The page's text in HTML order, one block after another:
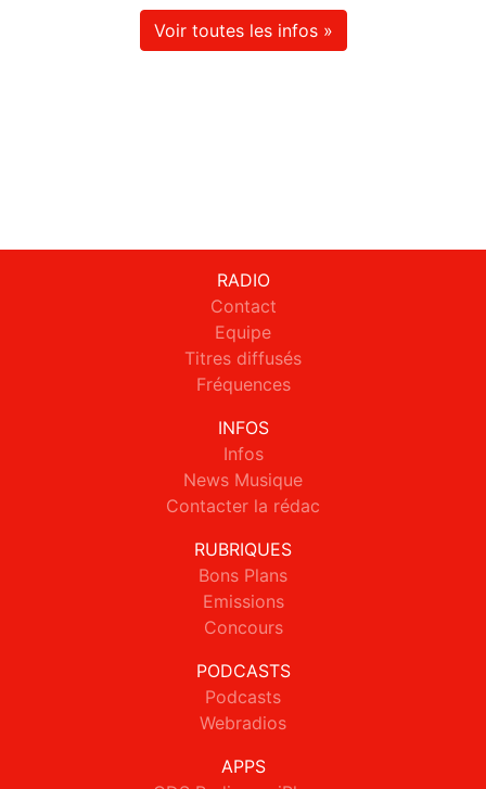
Voir toutes les infos »
RADIO
Contact
Equipe
Titres diffusés
Fréquences
INFOS
Infos
News Musique
Contacter la rédac
RUBRIQUES
Bons Plans
Emissions
Concours
PODCASTS
Podcasts
Webradios
APPS